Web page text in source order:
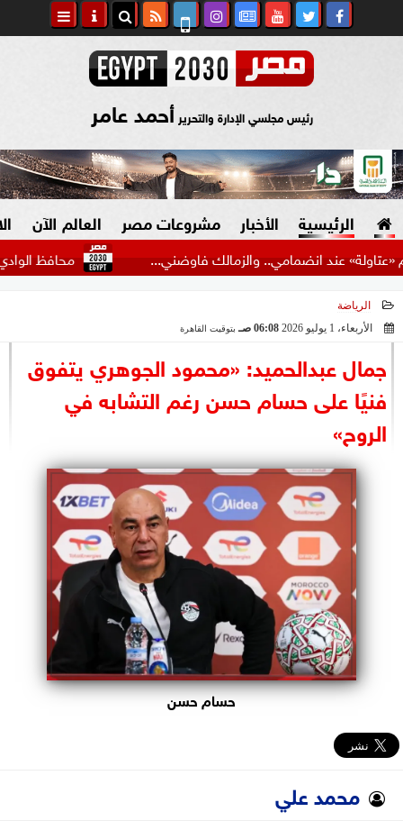
رئيس مجلسي الإدارة والتحرير أحمد عامر
الرئيسية الأخبار
السياسة
الرئاسة
البرلمان
الوزارات
الأحزاب
مشروعات مصر
صنع في مصر
العالم الآن
محافظ الوادي الجديد عند انضمامي.. والزمالك فاوضني...
الرياضة
الأربعاء، 1 يوليو 2026
06:08 صـ بتوقيت القاهرة
جمال عبدالحميد: «محمود الجوهري يتفوق
فنيًا على حسام حسن رغم التشابه في
الروح»
حسام حسن
محمد علي